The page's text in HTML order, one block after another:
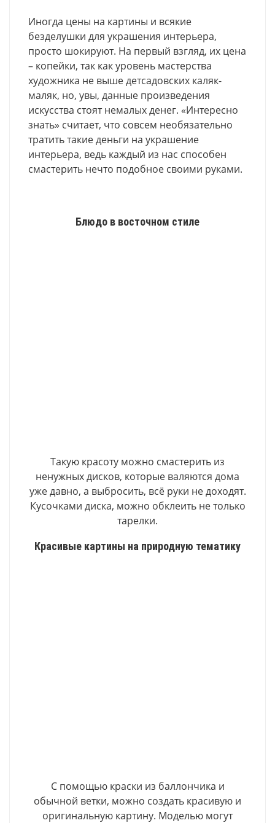
Иногда цены на картины и всякие
безделушки для украшения интерьера,
просто шокируют. На первый взгляд, их цена
– копейки, так как уровень мастерства
художника не выше детсадовских каляк-
маляк, но, увы, данные произведения
искусства стоят немалых денег. «Интересно
знать» считает, что совсем необязательно
тратить такие деньги на украшение
интерьера, ведь каждый из нас способен
смастерить нечто подобное своими руками.
Блюдо в восточном стиле
Такую красоту можно смастерить из
ненужных дисков, которые валяются дома
уже давно, а выбросить, всё руки не доходят.
Кусочками диска, можно обклеить не только
тарелки.
Красивые картины на природную тематику
С помощью краски из баллончика и
обычной ветки, можно создать красивую и
оригинальную картину. Моделью могут